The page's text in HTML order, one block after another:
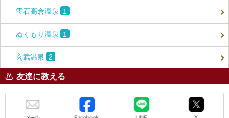
雫石高倉温泉 1
ぬくもり温泉 1
玄武温泉 2
友達に教える